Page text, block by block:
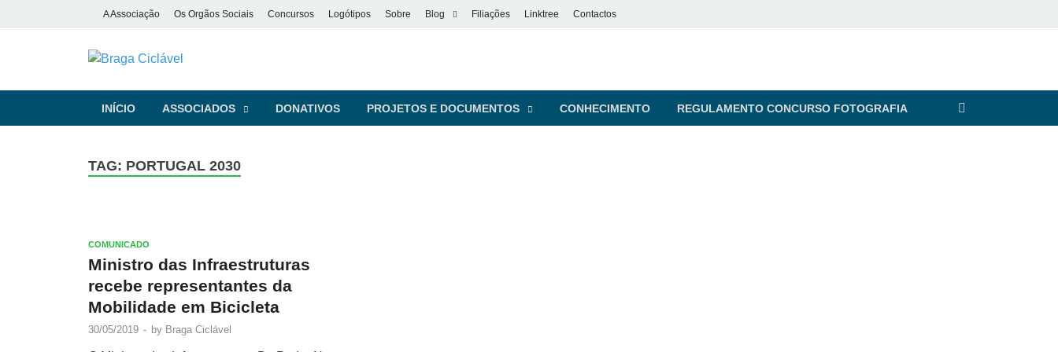
A Associação Os Orgãos Sociais Concursos Logótipos Sobre Blog Filiações Linktree Contactos
Braga Ciclável
INÍCIO ASSOCIADOS DONATIVOS PROJETOS E DOCUMENTOS CONHECIMENTO REGULAMENTO CONCURSO FOTOGRAFIA
TAG: PORTUGAL 2030
COMUNICADO
Ministro das Infraestruturas
recebe representantes da
Mobilidade em Bicicleta
30/05/2019 - by Braga Ciclável